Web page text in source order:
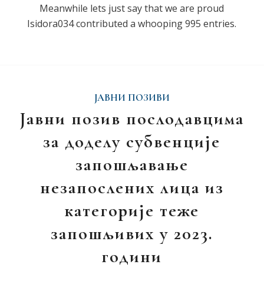
Meanwhile lets just say that we are proud
Isidora034contributed a whooping 995 entries.
ЈАВНИ ПОЗИВИ
Јавни позив послодавцима
за доделу субвенције
запошљавање
незапослених лица из
категорије теже
запошљивих у 2023.
години